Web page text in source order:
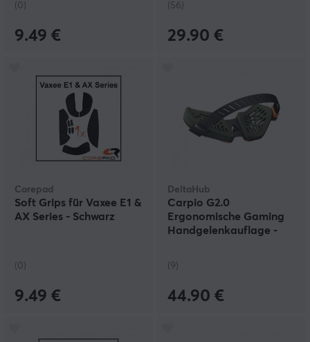
(0)
9.49 €
(56)
29.90 €
Corepad
Soft Grips für Vaxee E1 &
AX Series - Schwarz
(0)
9.49 €
DeltaHub
Carpio G2.0
Ergonomische Gaming
Handgelenkauflage -
(9)
44.90 €